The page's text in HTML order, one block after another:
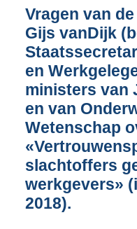
Vragen van
Gijs vanDijk
en
ministers van
en van
Wetenschap
slachtoffers
werkgevers»
2018).